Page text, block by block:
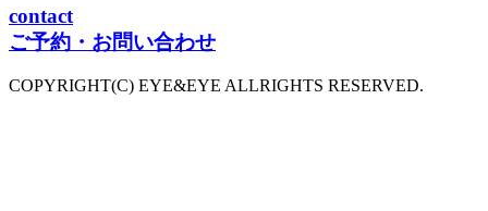
contact
ご予約・お問い合わせ
COPYRIGHT(C) EYE&EYE ALLRIGHTS RESERVED.